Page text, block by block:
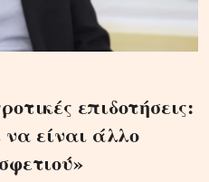
επιδοτήσεις:
είναι άλλο